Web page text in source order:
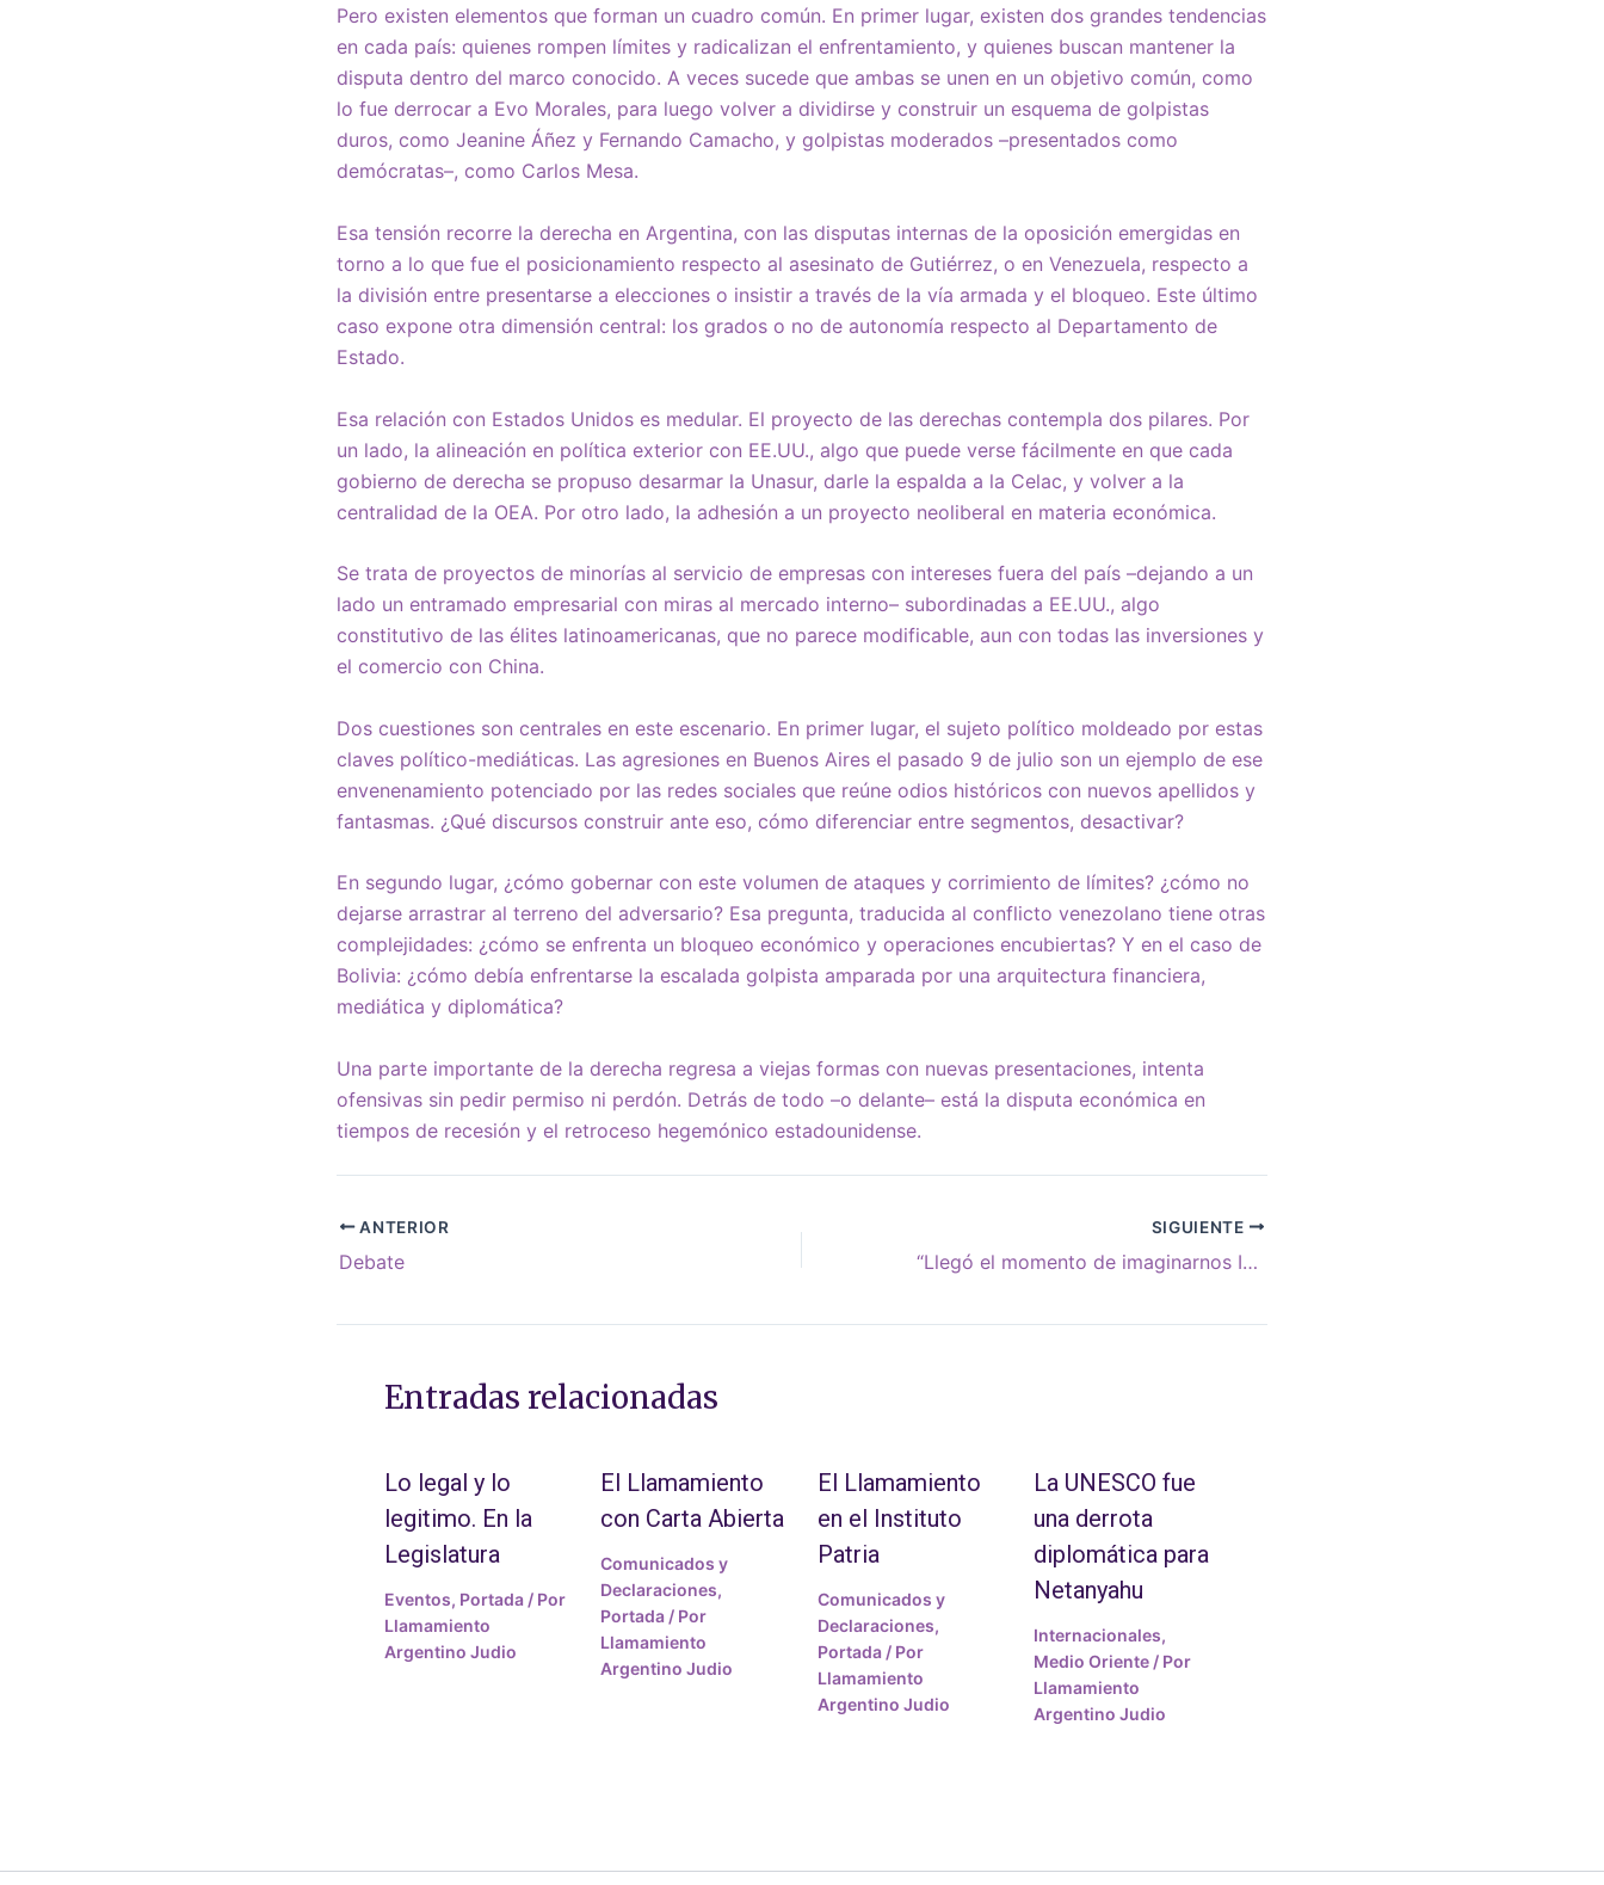
Pero existen elementos que forman un cuadro común. En primer lugar, existen dos grandes tendencias
en cada país: quienes rompen límites y radicalizan el enfrentamiento, y quienes buscan mantener la
disputa dentro del marco conocido. A veces sucede que ambas se unen en un objetivo común, como
lo fue derrocar a Evo Morales, para luego volver a dividirse y construir un esquema de golpistas
duros, como Jeanine Áñez y Fernando Camacho, y golpistas moderados –presentados como
demócratas–, como Carlos Mesa.
Esa tensión recorre la derecha en Argentina, con las disputas internas de la oposición emergidas en
torno a lo que fue el posicionamiento respecto al asesinato de Gutiérrez, o en Venezuela, respecto a
la división entre presentarse a elecciones o insistir a través de la vía armada y el bloqueo. Este último
caso expone otra dimensión central: los grados o no de autonomía respecto al Departamento de
Estado.
Esa relación con Estados Unidos es medular. El proyecto de las derechas contempla dos pilares. Por
un lado, la alineación en política exterior con EE.UU., algo que puede verse fácilmente en que cada
gobierno de derecha se propuso desarmar la Unasur, darle la espalda a la Celac, y volver a la
centralidad de la OEA. Por otro lado, la adhesión a un proyecto neoliberal en materia económica.
Se trata de proyectos de minorías al servicio de empresas con intereses fuera del país –dejando a un
lado un entramado empresarial con miras al mercado interno– subordinadas a EE.UU., algo
constitutivo de las élites latinoamericanas, que no parece modificable, aun con todas las inversiones y
el comercio con China.
Dos cuestiones son centrales en este escenario. En primer lugar, el sujeto político moldeado por estas
claves político-mediáticas. Las agresiones en Buenos Aires el pasado 9 de julio son un ejemplo de ese
envenenamiento potenciado por las redes sociales que reúne odios históricos con nuevos apellidos y
fantasmas. ¿Qué discursos construir ante eso, cómo diferenciar entre segmentos, desactivar?
En segundo lugar, ¿cómo gobernar con este volumen de ataques y corrimiento de límites? ¿cómo no
dejarse arrastrar al terreno del adversario? Esa pregunta, traducida al conflicto venezolano tiene otras
complejidades: ¿cómo se enfrenta un bloqueo económico y operaciones encubiertas? Y en el caso de
Bolivia: ¿cómo debía enfrentarse la escalada golpista amparada por una arquitectura financiera,
mediática y diplomática?
Una parte importante de la derecha regresa a viejas formas con nuevas presentaciones, intenta
ofensivas sin pedir permiso ni perdón. Detrás de todo –o delante– está la disputa económica en
tiempos de recesión y el retroceso hegemónico estadounidense.
ANTERIOR
Debate
SIGUIENTE
“Llegó el momento de imaginarnos Israel como el hogar judío, que no es un estado judío”
Entradas relacionadas
Lo legal y lo
legitimo. En la
Legislatura
Eventos, Portada / Por
Llamamiento
Argentino Judio
El Llamamiento
con Carta Abierta
Comunicados y
Declaraciones,
Portada / Por
Llamamiento
Argentino Judio
El Llamamiento
en el Instituto
Patria
Comunicados y
Declaraciones,
Portada/ Por
Llamamiento
Argentino Judio
La UNESCO fue
una derrota
diplomática para
Netanyahu
Internacionales,
Medio Oriente/ Por
Llamamiento
Argentino Judio